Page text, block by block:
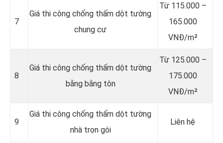
7
Giá thi công chống thấm dột tường
chung cư
Từ 115.000 –
165.000
VNĐ/m²
8
Giá thi công chống thấm dột tường
bằng bằng tôn
Từ 125.000 –
175.000
VNĐ/m²
9
Giá thi công chống thấm dột tường
nhà trọn gói
Liên hệ